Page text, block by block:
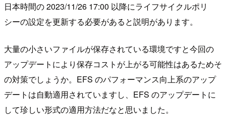
日本時間の 2023/11/26 17:00 以降にライフサイクルポリ
シーの設定を更新する必要があると説明があります。
大量の小さいファイルが保存されている環境ですと今回の
アップデートにより保存コストが上がる可能性はあるためそ
の対策でしょうか。EFS のパフォーマンス向上系のアップ
デートは自動適用されていますし、EFS のアップデートに
して珍しい形式の適用方法だなと思いました。